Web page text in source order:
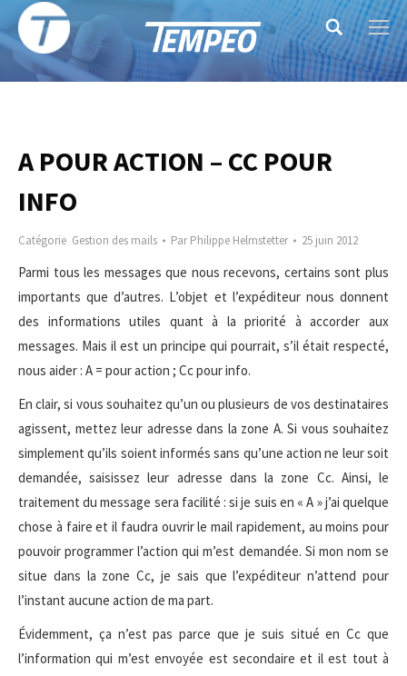
Search:
A POUR ACTION – CC POUR
INFO
Catégorie Gestion des mails ParPhilippe Helmstetter 25 juin 2012
Parmi tous les messages que nous recevons, certains sont plus
importants que d’autres. L’objet et l’expéditeur nous donnent
des informations utiles quant à la priorité à accorder aux
messages. Mais il est un principe qui pourrait, s’il était respecté,
nous aider : A = pour action ; Cc pour info.
En clair, si vous souhaitez qu’un ou plusieurs de vos destinataires
agissent, mettez leur adresse dans la zone A. Si vous souhaitez
simplement qu’ils soient informés sans qu’une action ne leur soit
demandée, saisissez leur adresse dans la zone Cc. Ainsi, le
traitement du message sera facilité : si je suis en « A » j’ai quelque
chose à faire et il faudra ouvrir le mail rapidement, au moins pour
pouvoir programmer l’action qui m’est demandée. Si mon nom se
situe dans la zone Cc, je sais que l’expéditeur n’attend pour
l’instant aucune action de ma part.
Évidemment, ça n’est pas parce que je suis situé en Cc que
l’information qui m’est envoyée est secondaire et il est tout à